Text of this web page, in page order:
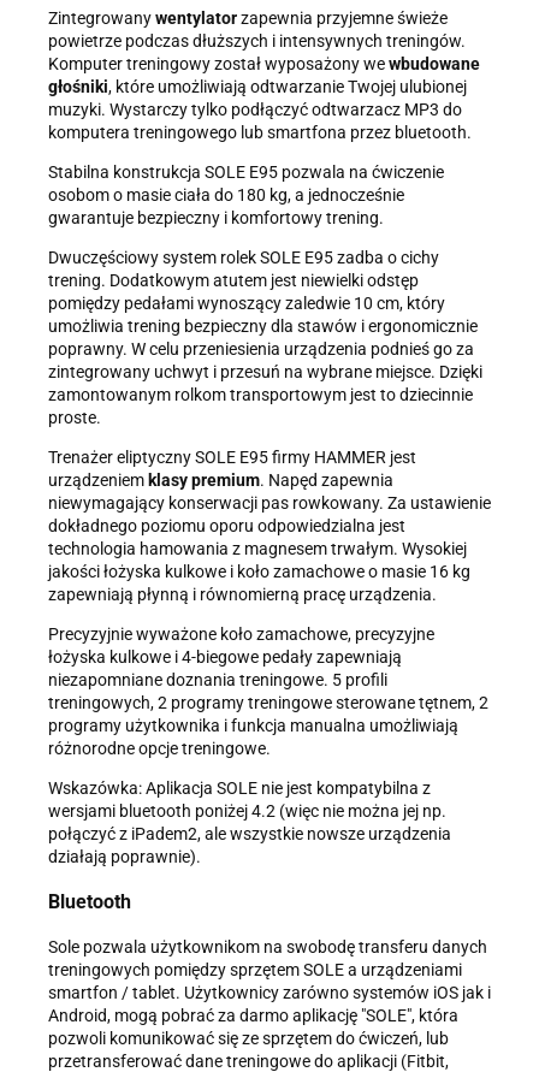
Zintegrowanywentylatorzapewnia przyjemne świeże
powietrze podczas dłuższych i intensywnych treningów.
Komputer treningowy został wyposażony wewbudowane
głośniki, które umożliwiają odtwarzanie Twojej ulubionej
muzyki. Wystarczy tylko podłączyć odtwarzacz MP3 do
komputera treningowego lub smartfona przez bluetooth.
Stabilna konstrukcja SOLE E95 pozwala na ćwiczenie
osobom o masie ciała do 180 kg, a jednocześnie
gwarantuje bezpieczny i komfortowy trening.
Dwuczęściowy system rolek SOLE E95 zadba o cichy
trening. Dodatkowym atutem jest niewielki odstęp
pomiędzy pedałami wynoszący zaledwie 10 cm, który
umożliwia trening bezpieczny dla stawów i ergonomicznie
poprawny. W celu przeniesienia urządzenia podnieś go za
zintegrowany uchwyt i przesuń na wybrane miejsce. Dzięki
zamontowanym rolkom transportowym jest to dziecinnie
proste.
Trenażer eliptyczny SOLE E95 firmy HAMMER jest
urządzeniem klasy premium. Napęd zapewnia
niewymagający konserwacji pas rowkowany. Za ustawienie
dokładnego poziomu oporu odpowiedzialna jest
technologia hamowania z magnesem trwałym. Wysokiej
jakości łożyska kulkowe i koło zamachowe o masie 16 kg
zapewniają płynną i równomierną pracę urządzenia.
Precyzyjnie wyważone koło zamachowe, precyzyjne
łożyska kulkowe i 4-biegowe pedały zapewniają
niezapomniane doznania treningowe. 5 profili
treningowych, 2 programy treningowe sterowane tętnem, 2
programy użytkownika i funkcja manualna umożliwiają
różnorodne opcje treningowe.
Wskazówka: Aplikacja SOLE nie jest kompatybilna z
wersjami bluetooth poniżej 4.2 (więc nie można jej np.
połączyć z iPadem2, ale wszystkie nowsze urządzenia
działają poprawnie).
Bluetooth
Sole pozwala użytkownikom na swobodę transferu danych
treningowych pomiędzy sprzętem SOLE a urządzeniami
smartfon / tablet. Użytkownicy zarówno systemów iOS jak i
Android, mogą pobrać za darmo aplikację "SOLE", która
pozwoli komunikować się ze sprzętem do ćwiczeń, lub
przetransferować dane treningowe do aplikacji (Fitbit,